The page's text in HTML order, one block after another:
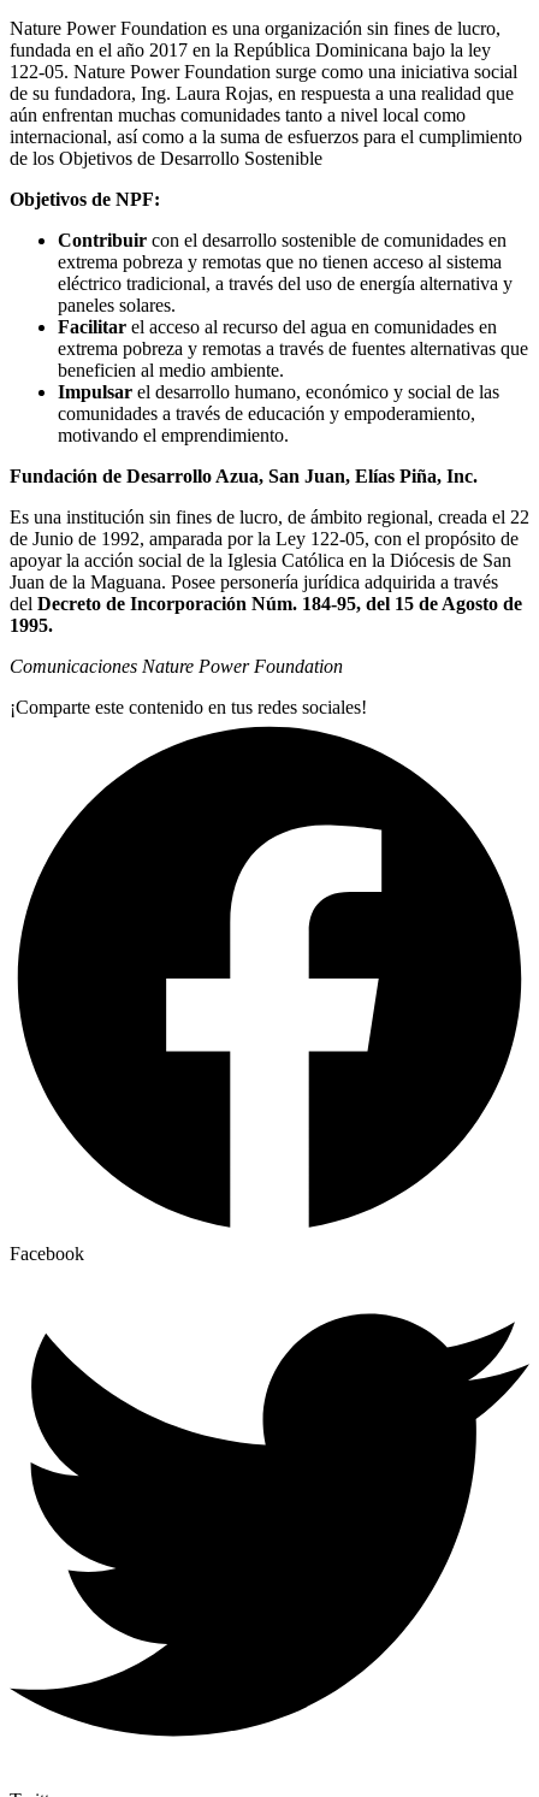
Nature Power Foundation es una organización sin fines de lucro,
fundada en el año 2017 en la República Dominicana bajo la ley
122-05. Nature Power Foundation surge como una iniciativa social
de su fundadora, Ing. Laura Rojas, en respuesta a una realidad que
aún enfrentan muchas comunidades tanto a nivel local como
internacional, así como a la suma de esfuerzos para el cumplimiento
de los Objetivos de Desarrollo Sostenible
Objetivos de NPF:
Contribuir con el desarrollo sostenible de comunidades en
extrema pobreza y remotas que no tienen acceso al sistema
eléctrico tradicional, a través del uso de energía alternativa y
paneles solares.
Facilitar el acceso al recurso del agua en comunidades en
extrema pobreza y remotas a través de fuentes alternativas que
beneficien al medio ambiente.
Impulsar el desarrollo humano, económico y social de las
comunidades a través de educación y empoderamiento,
motivando el emprendimiento.
Fundación de Desarrollo Azua, San Juan, Elías Piña, Inc.
Es una institución sin fines de lucro, de ámbito regional, creada el 22
de Junio de 1992, amparada por la Ley 122-05, con el propósito de
apoyar la acción social de la Iglesia Católica en la Diócesis de San
Juan de la Maguana. Posee personería jurídica adquirida a través
del Decreto de Incorporación Núm. 184-95, del 15 de Agosto de
1995.
Comunicaciones Nature Power Foundation
¡Comparte este contenido en tus redes sociales!
Facebook